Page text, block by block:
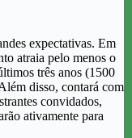
expectativas. Em
atraia pelo menos o
três anos (1500
disso, contará com
convidados,
ativamente para